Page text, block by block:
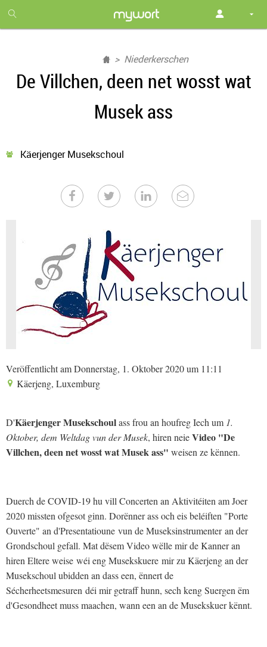
month
free
Niederkerschen
De Villchen, deen net wosst wat
Musek ass
Käerjenger Musekschoul
Veröffentlicht am Donnerstag, 1. Oktober 2020 um 11:11
Käerjeng, Luxemburg
D'Käerjenger Musekschoulass frou an houfreg Iech um 1.
Oktober, dem Weltdag vun der Musek, hiren neieVideo "De
Villchen, deen net wosst wat Musek ass" weisen ze kënnen.
Duerch de COVID-19 hu vill Concerten an Aktivitéiten am Joer
2020 missten ofgesot ginn. Dorënner ass och eis beléiften "Porte
Ouverte" an d'Presentatioune vun de Museksinstrumenter an der
Grondschoul gefall. Mat dësem Video wëlle mir de Kanner an
hiren Eltere weise wéi eng Musekskuere mir zu Käerjeng an der
Musekschoul ubidden an dass een, ënnert de
Sécherheetsmesuren déi mir getraff hunn, sech keng Suergen ëm
d'Gesondheet muss maachen, wann een an de Musekskuer kënnt.